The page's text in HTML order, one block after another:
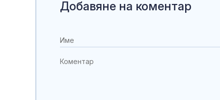
Добавяне на коментар